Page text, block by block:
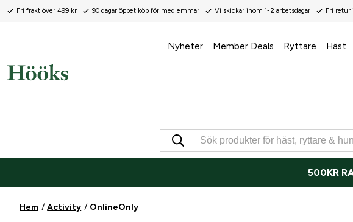
Fri frakt över 499 kr 90 dagar öppet köp för medlemmar Vi skickar inom 1-2 arbetsdagar Fri retur
Nyheter Member Deals Ryttare Häst
500KR
Hem Activity OnlineOnly